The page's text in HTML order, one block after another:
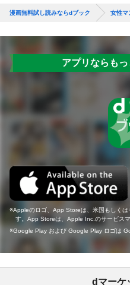
漫画無料試し読みならdブック 女性マ
アプリならもっ
Appleのロゴ、App Storeは、米国もしく
す。App Storeは、Apple Inc.のサービスマ
Google Play および Google Play ロゴは
dマーケ